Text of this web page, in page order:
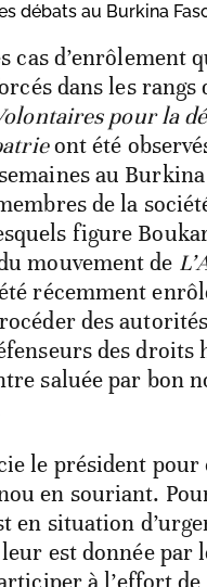
débats au Burkina
cas d’enrôlement
dans les rangs
pour la
ont été
au
de la
figure
mouvement de
récemment
des
des droits
saluée par bon
le président pour
en souriant.
en situation
est donnée par